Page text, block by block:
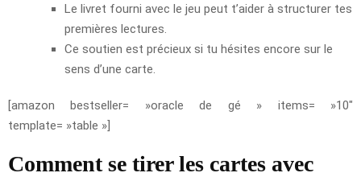
Le livret fourni avec le jeu peut t’aider à structurer tes
premières lectures.
Ce soutien est précieux si tu hésites encore sur le
sens d’une carte.
[amazon bestseller= »oracle de gé » items= »10″
template= »table »]
Comment se tirer les cartes avec